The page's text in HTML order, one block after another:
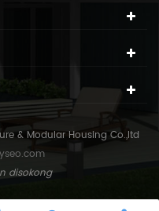
& Modular Housing Co.,ltd
disokong